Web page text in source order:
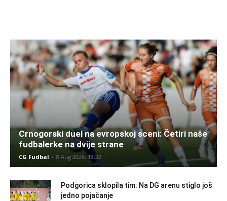
Crnogorski duel na evropskoj sceni: Četiri naše
fudbalerke na dvije strane
CG Fudbal - 8 Aug 2026. 18:22
Podgorica sklopila tim: Na DG arenu stiglo još
jedno pojačanje